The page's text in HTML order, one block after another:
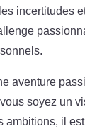
incertitudes
aventure
soyez un
ambitions, il